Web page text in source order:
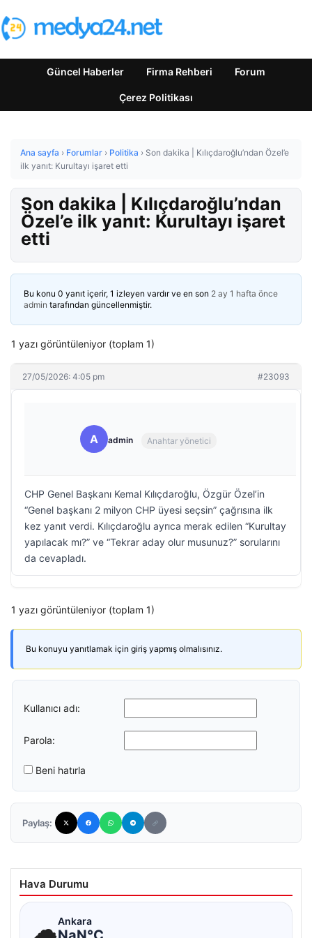
Güncel Haberler Firma Rehberi Forum
Çerez Politikası
Ana sayfa › Forumlar › Politika › Son dakika | Kılıçdaroğlu’ndan Özel’e
ilk yanıt: Kurultayı işaret etti
Son dakika | Kılıçdaroğlu’ndan
Özel’e ilk yanıt: Kurultayı işaret
etti
Bu konu 0 yanıt içerir, 1 izleyen vardır ve en son 2 ay 1 hafta önce
admin tarafından güncellenmiştir.
1 yazı görüntüleniyor (toplam 1)
27/05/2026: 4:05 pm #23093
A admin Anahtar yönetici
CHP Genel Başkanı Kemal Kılıçdaroğlu, Özgür Özel’in
“Genel başkanı 2 milyon CHP üyesi seçsin” çağrısına ilk
kez yanıt verdi. Kılıçdaroğlu ayrıca merak edilen “Kurultay
yapılacak mı?” ve “Tekrar aday olur musunuz?” sorularını
da cevapladı.
1 yazı görüntüleniyor (toplam 1)
Bu konuyu yanıtlamak için giriş yapmış olmalısınız.
Kullanıcı adı:
Parola:
Beni hatırla
Paylaş:
Hava Durumu
☁Ankara